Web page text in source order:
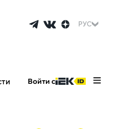
РУС
Войти с